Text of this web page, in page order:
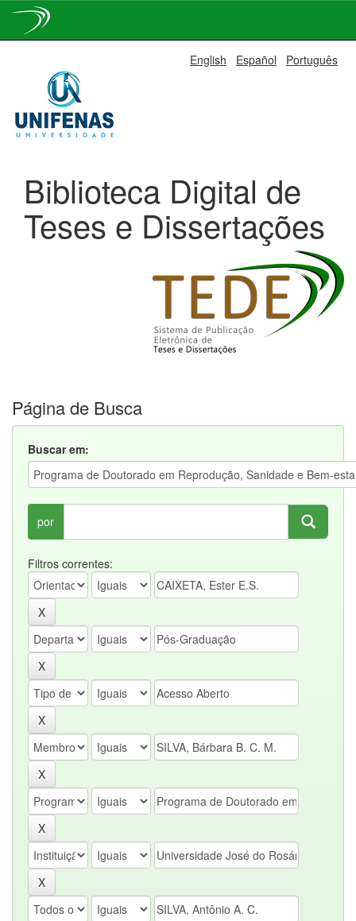
navigation
English Español Português
Biblioteca Digital de
Teses e Dissertações
Página de Busca
Buscar em:
por
Filtros correntes: